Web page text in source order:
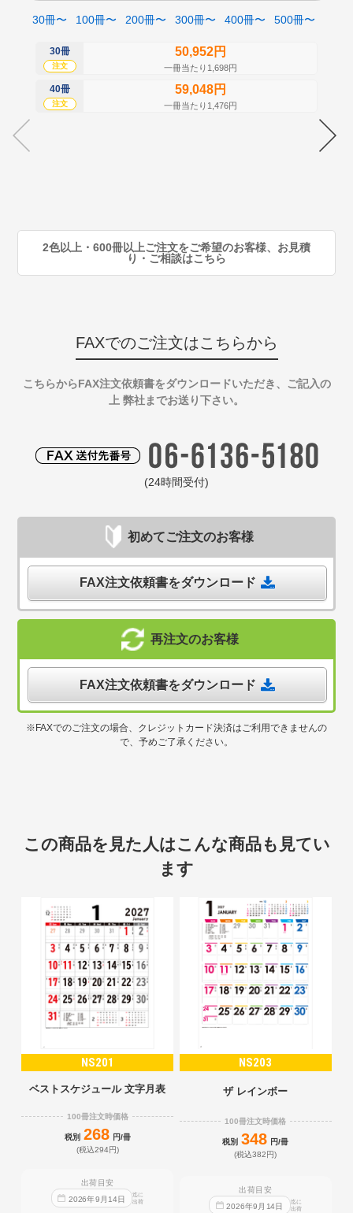
30冊〜 100冊〜 200冊〜 300冊〜 400冊〜 500冊〜
30冊
注文
50,952円
一冊当たり1,698円
40冊
注文
59,048円
一冊当たり1,476円
2色以上・600冊以上ご注文をご希望のお客様、お見積
り・ご相談はこちら
FAXでのご注文はこちらから
こちらからFAX注文依頼書をダウンロードいただき、ご記入の
上 弊社までお送り下さい。
(24時間受付)
初めてご注文のお客様
FAX注文依頼書をダウンロード
再注文のお客様
FAX注文依頼書をダウンロード
※FAXでのご注文の場合、クレジットカード決済はご利用できませんの
で、予めご了承ください。
この商品を見た人はこんな商品も見てい
ます
NS201
ベストスケジュール 文字月表
100冊注文時価格
税別 268 円/冊
(税込294円)
出荷目安
2026年9 月 14日
迄に
出荷
NS203
ザ レインボー
100冊注文時価格
税別 348 円/冊
(税込382円)
出荷目安
2026年9 月 14日
迄に
出荷